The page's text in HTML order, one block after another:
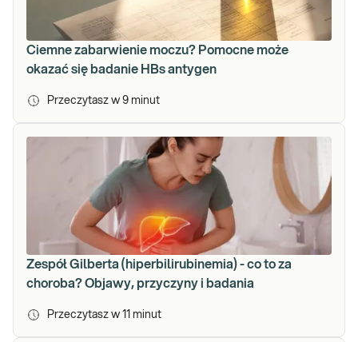
Ciemne zabarwienie moczu? Pomocne może
okazać się badanie HBs antygen
Przeczytasz w 9 minut
Zespół Gilberta (hiperbilirubinemia) - co to za
choroba? Objawy, przyczyny i badania
Przeczytasz w 11 minut